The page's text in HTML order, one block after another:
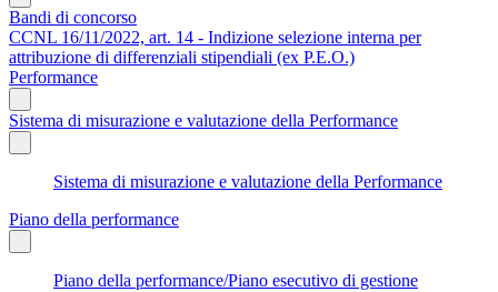
Bandi di concorso
CCNL 16/11/2022, art. 14 - Indizione selezione interna per
attribuzione di differenziali stipendiali (ex P.E.O.)
Performance
Sistema di misurazione e valutazione della Performance
Sistema di misurazione e valutazione della Performance
Piano della performance
Piano della performance/Piano esecutivo di gestione